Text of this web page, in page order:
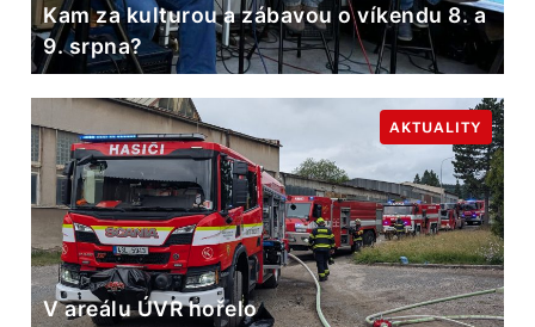
Kam za kulturou a zábavou o víkendu 8. a
9. srpna?
V areálu ÚVR hořelo
AKTUALITY